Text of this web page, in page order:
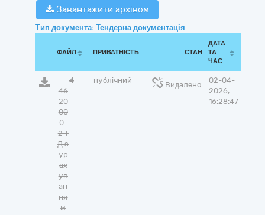
Завантажити архівом
Тип документа: Тендерна документація
ФАЙЛ ПРИВАТНІСТЬ СТАН
ДАТА
ТА
ЧАС
4
46
20
00
0-
2 Т
Д з
ур
ах
ув
ан
ня
м
публічний
Видалено
02-04-
2026,
16:28:47